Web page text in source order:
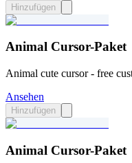
Hinzufügen
Animal Cursor-Paket
Animal cute cursor - free
Ansehen
Hinzufügen
Animal Cursor-Paket